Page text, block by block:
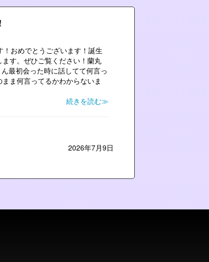
おめでとうございます！誕生
す。ぜひご覧ください！蘭丸
最初会った時に話してて何言っ
ま何言ってるかわからないま
続きを読む≫
2026年7月9日